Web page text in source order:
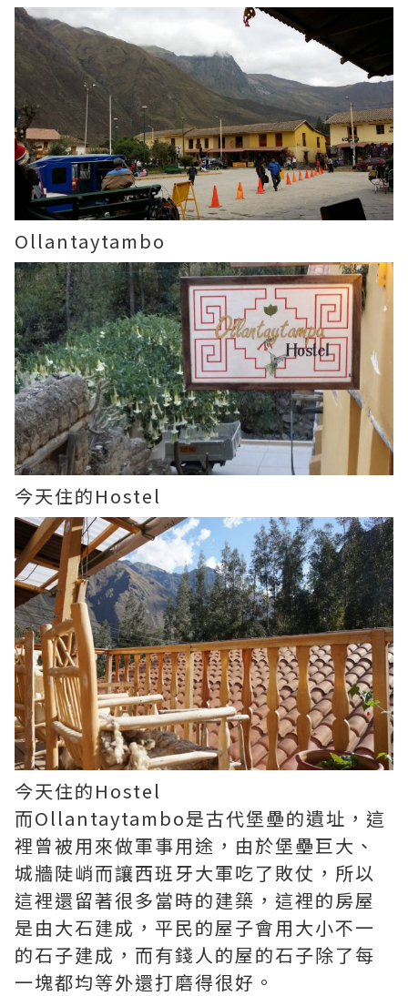
Ollantaytambo
今天住的Hostel
今天住的Hostel
而Ollantaytambo是古代堡壘的遺址，這
裡曾被用來做軍事用途，由於堡壘巨大、
城牆陡峭而讓西班牙大軍吃了敗仗，所以
這裡還留著很多當時的建築，這裡的房屋
是由大石建成，平民的屋子會用大小不一
的石子建成，而有錢人的屋的石子除了每
一塊都均等外還打磨得很好。